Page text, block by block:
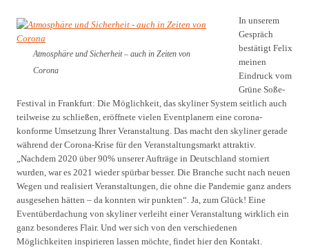
Atmosphäre und Sicherheit – auch in Zeiten von
Corona
In unserem
Gespräch
bestätigt Felix
meinen
Eindruck vom
Grüne Soße-
Festival in Frankfurt: Die Möglichkeit, das skyliner System seitlich auch
teilweise zu schließen, eröffnete vielen Eventplanern eine corona-
konforme Umsetzung Ihrer Veranstaltung. Das macht den skyliner gerade
während der Corona-Krise für den Veranstaltungsmarkt attraktiv.
„Nachdem 2020 über 90% unserer Aufträge in Deutschland storniert
wurden, war es 2021 wieder spürbar besser. Die Branche sucht nach neuen
Wegen und realisiert Veranstaltungen, die ohne die Pandemie ganz anders
ausgesehen hätten – da konnten wir punkten“. Ja, zum Glück! Eine
Eventüberdachung von skyliner verleiht einer Veranstaltung wirklich ein
ganz besonderes Flair. Und wer sich von den verschiedenen
Möglichkeiten inspirieren lassen möchte, findet hier den Kontakt.